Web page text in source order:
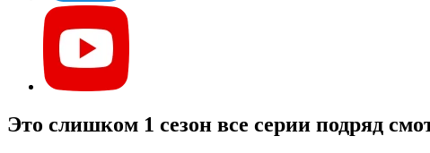
Это слишком 1 сезон все серии подряд